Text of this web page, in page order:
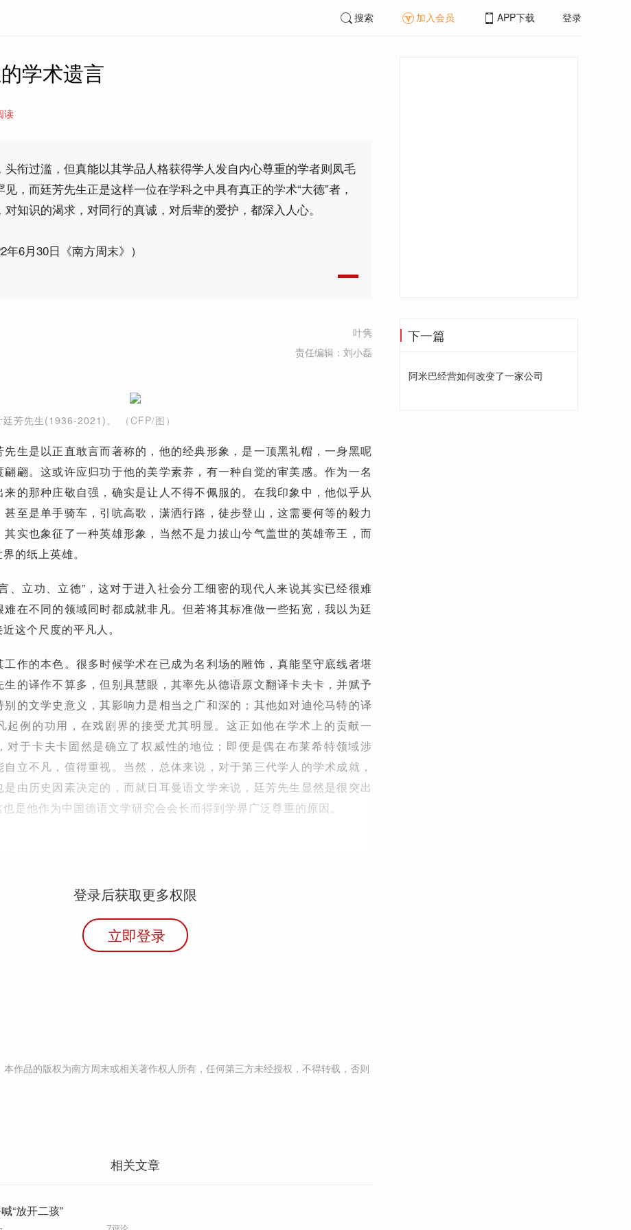
搜索 加入会员 APP下载 登录
学术遗言
读
头衔过滥，但真能以其学品人格获得学人发自内心尊重的学者则凤毛
，而廷芳先生正是这样一位在学科之中具有真正的学术“大德”者，
知识的渴求，对同行的真诚，对后辈的爱护，都深入人心。
年6月30日《南方周末》）
叶隽
责任编辑：刘小磊
廷芳先生(1936-2021)。 （CFP/图）
生是以正直敢言而著称的，他的经典形象，是一顶黑礼帽，一身黑呢
翩。这或许应归功于他的美学素养，有一种自觉的审美感。作为一名
的那种庄敬自强，确实是让人不得不佩服的。在我印象中，他似乎从
至是单手骑车，引吭高歌，潇洒行路，徒步登山，这需要何等的毅力
实也象征了一种英雄形象，当然不是力拔山兮气盖世的英雄帝王，而
的纸上英雄。
、立功、立德”，这对于进入社会分工细密的现代人来说其实已经很难
在不同的领域同时都成就非凡。但若将其标准做一些拓宽，我以为廷
这个尺度的平凡人。
作的本色。很多时候学术在已成为名利场的雕饰，真能坚守底线者堪
的译作不算多，但别具慧眼，其率先从德语原文翻译卡夫卡，并赋予
的文学史意义，其影响力是相当之广和深的；其他如对迪伦马特的译
起例的功用，在戏剧界的接受尤其明显。这正如他在学术上的贡献一
对于卡夫卡固然是确立了权威性的地位；即便是偶在布莱希特领域涉
立不凡，值得重视。当然，总体来说，对于第三代学人的学术成就，
由历史因素决定的，而就日耳曼语文学来说，廷芳先生显然是很突出
是他作为中国德语文学研究会会长而得到学界广泛尊重的原因。
登录后获取更多权限
立即登录
作品的版权为南方周末或相关著作权人所有，任何第三方未经授权，不得转载，否则
相关文章
“放开二孩”
下一篇
阿米巴经营如何改变了一家公司